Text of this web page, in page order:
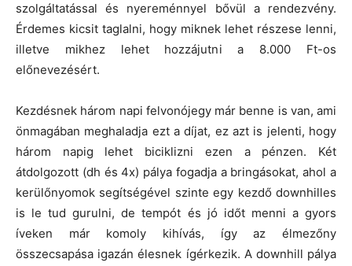
szolgáltatással és nyereménnyel bővül a rendezvény.
Érdemes kicsit taglalni, hogy miknek lehet részese lenni,
illetve mikhez lehet hozzájutni a 8.000 Ft-os
előnevezésért.
Kezdésnek három napi felvonójegy már benne is van, ami
önmagában meghaladja ezt a díjat, ez azt is jelenti, hogy
három napig lehet biciklizni ezen a pénzen. Két
átdolgozott (dh és 4x) pálya fogadja a bringásokat, ahol a
kerülőnyomok segítségével szinte egy kezdő downhilles
is le tud gurulni, de tempót és jó időt menni a gyors
íveken már komoly kihívás, így az élmezőny
összecsapása igazán élesnek ígérkezik. A downhill pálya